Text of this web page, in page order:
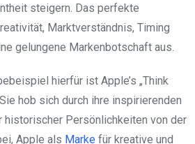
steigern. Das perfekte
Marktverständnis, Timing
gelungene Markenbotschaft aus.
hierfür ist Apple’s „Think
hob sich durch ihre inspirierenden
historischer Persönlichkeiten von der
Apple als Marke für kreative und